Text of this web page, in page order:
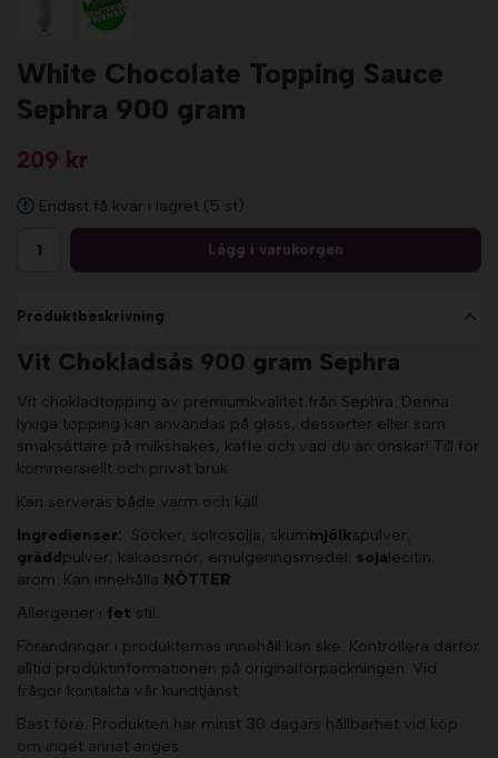
White Chocolate Topping Sauce
Sephra 900 gram
209 kr
Endast få kvar i lagret (5 st)
Lägg i varukorgen
Produktbeskrivning
Vit Chokladsås 900 gram Sephra
Vit chokladtopping av premiumkvalitet från Sephra. Denna
lyxiga topping kan användas på glass, desserter eller som
smaksättare på milkshakes, kaffe och vad du än önskar! Till för
kommersiellt och privat bruk.
Kan serveras både varm och kall.
Ingredienser: Socker, solrosolja, skummjölkspulver,
gräddpulver, kakaosmör, emulgeringsmedel: sojalecitin,
arom. Kan innehålla NÖTTER.
Allergener i fet stil.
Förändringar i produkternas innehåll kan ske. Kontrollera därför
alltid produktinformationen på originalförpackningen. Vid
frågor kontakta vår kundtjänst.
Bäst före: Produkten har minst 30 dagars hållbarhet vid köp
om inget annat anges.